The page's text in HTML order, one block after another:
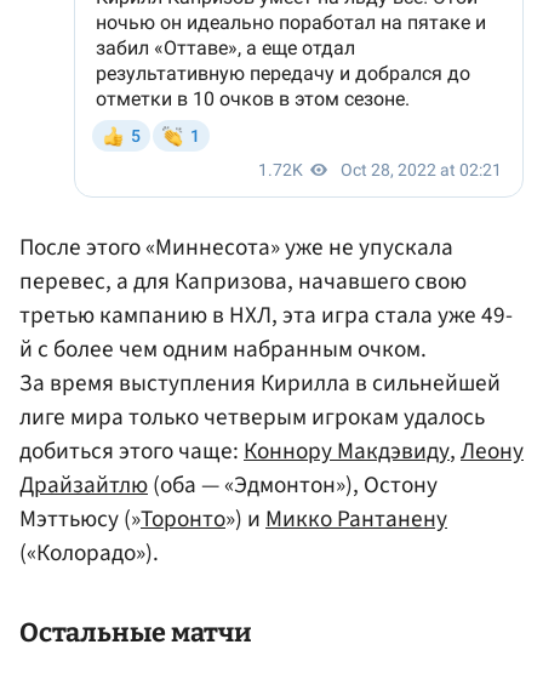
После этого «Миннесота» уже не упускала
перевес, а для Капризова, начавшего свою
третью кампанию в НХЛ, эта игра стала уже 49-
й с более чем одним набранным очком.
За время выступления Кирилла в сильнейшей
лиге мира только четверым игрокам удалось
добиться этого чаще:Коннору Макдэвиду,Леону
Драйзайтлю(оба — «Эдмонтон»), Остону
Мэттьюсу (»Торонто») иМикко Рантанену
(«Колорадо»).
Остальные матчи